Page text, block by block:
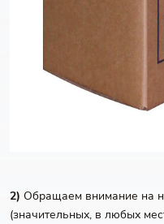
2) Обращаем внимание на
(значительных, в любых